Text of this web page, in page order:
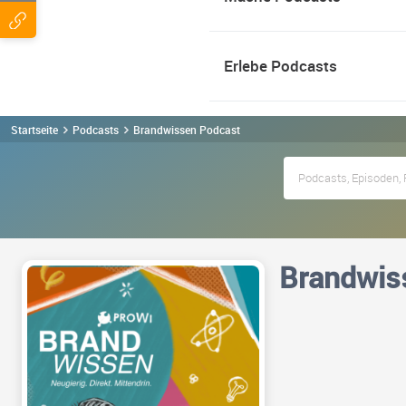
Erlebe Podcasts
Startseite Podcasts Brandwissen Podcast